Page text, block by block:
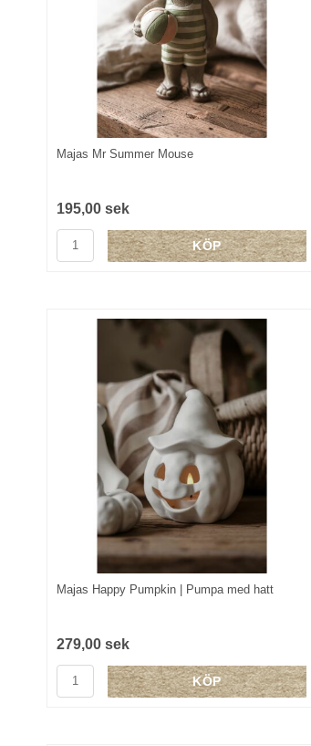
Majas Mr Summer Mouse
195,00 sek
KÖP
Majas Happy Pumpkin | Pumpa med hatt
279,00 sek
KÖP